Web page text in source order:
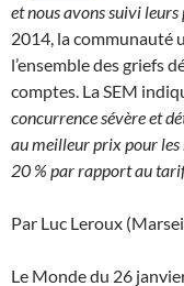
et nous avons suivi leurs
2014, la
l’ensemble des griefs
comptes. La SEM
concurrence sévère et
au meilleur prix pour les
20 % par rapport au
Par Luc Leroux
Le Monde du 26